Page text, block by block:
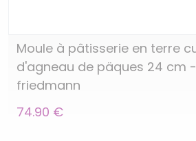
Moule à pâtisserie en terre
d'agneau de päques 24 cm
friedmann
74.90 €